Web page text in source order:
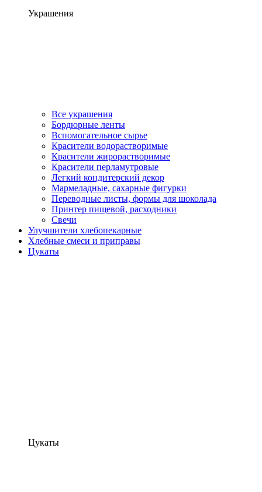
Украшения
Все украшения
Бордюрные ленты
Вспомогательное сырье
Красители водорастворимые
Красители жирорастворимые
Красители перламутровые
Легкий кондитерский декор
Мармеладные, сахарные фигурки
Переводные листы, формы для шоколада
Принтер пищевой, расходники
Свечи
Улучшители хлебопекарные
Хлебные смеси и приправы
Цукаты
Цукаты